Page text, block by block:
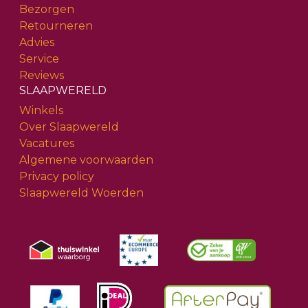
Bezorgen
Retourneren
Advies
Service
Reviews
SLAAPWERELD
Winkels
Over Slaapwereld
Vacatures
Algemene voorwaarden
Privacy policy
Slaapwereld Woerden